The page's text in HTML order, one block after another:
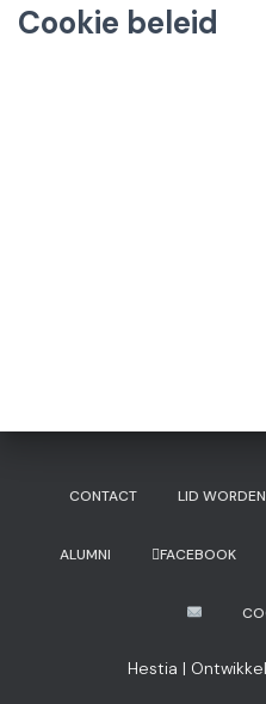
Cookie beleid
CONTACT LID
ALUMNI FACEBOOK
Hestia |